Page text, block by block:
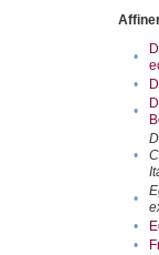
•
•
•
•
•
•
•